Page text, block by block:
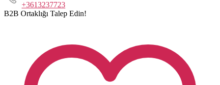
+3613237723
B2B Ortaklığı Talep Edin!